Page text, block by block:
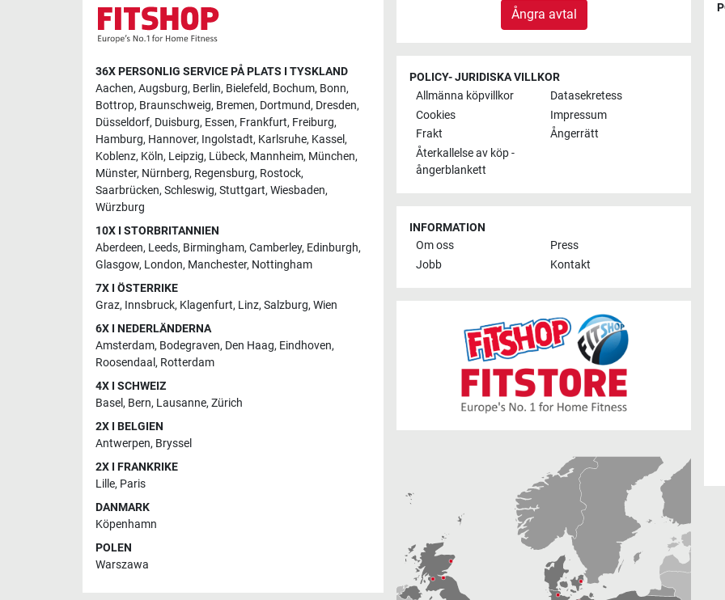
36X PERSONLIG SERVICE PÅ PLATS I TYSKLAND
Aachen, Augsburg, Berlin, Bielefeld, Bochum, Bonn,
Bottrop, Braunschweig, Bremen, Dortmund, Dresden,
Düsseldorf, Duisburg, Essen, Frankfurt, Freiburg,
Hamburg, Hannover, Ingolstadt, Karlsruhe, Kassel,
Koblenz, Köln, Leipzig, Lübeck, Mannheim, München,
Münster, Nürnberg, Regensburg, Rostock,
Saarbrücken, Schleswig, Stuttgart, Wiesbaden,
Würzburg
10X I STORBRITANNIEN
Aberdeen, Leeds, Birmingham, Camberley, Edinburgh,
Glasgow, London, Manchester, Nottingham
7X I ÖSTERRIKE
Graz, Innsbruck, Klagenfurt, Linz, Salzburg, Wien
6X I NEDERLÄNDERNA
Amsterdam, Bodegraven, Den Haag, Eindhoven,
Roosendaal , Rotterdam
4X I SCHWEIZ
Basel, Bern, Lausanne, Zürich
2X I BELGIEN
Antwerpen, Bryssel
2X I FRANKRIKE
Lille, Paris
DANMARK
Köpenhamn
POLEN
Warszawa
Ångra avtal
POLICY- JURIDISKA VILLKOR
Allmänna köpvillkor
Datasekretess
Cookies
Impressum
Frakt
Ångerrätt
Återkallelse av köp -
ångerblankett
INFORMATION
Om oss
Press
Jobb
Kontakt